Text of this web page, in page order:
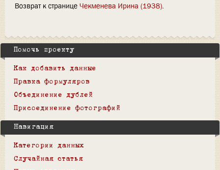
Возврат к странице Чекменева Ирина (1938).
Помочь проекту
Как добавить данные
Правка формуляров
Объединение дублей
Присоединение фотографий
Навигация
Категории данных
Случайная статья